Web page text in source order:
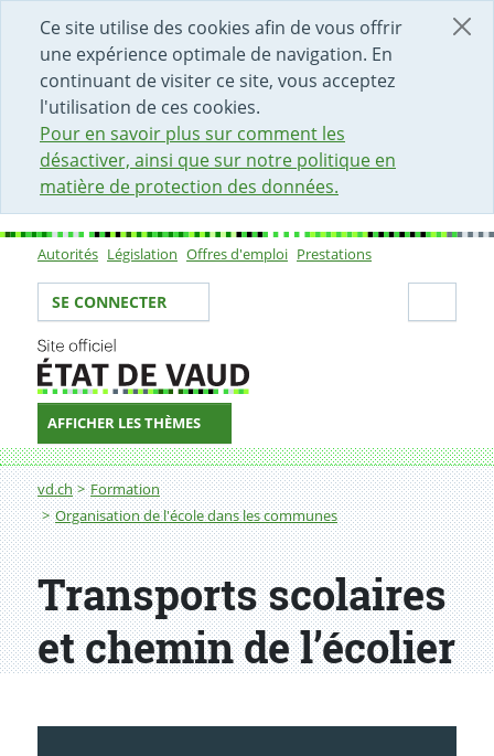
Ce site utilise des cookies afin de vous offrir
une expérience optimale de navigation. En
continuant de visiter ce site, vous acceptez
l'utilisation de ces cookies.
Pour en savoir plus sur comment les
désactiver, ainsi que sur notre politique en
matière de protection des données.
DÉBUT DU CONTENU DE LA PAGE
ACCÈS AU CHAMP DE RECHERCHE
PAGE D'ACCUEIL
FORMULAIRE DE CONTACT
Sous-navigation
Autorités Législation Offres d'emploi Prestations
Votre identité
SE CONNECTER
AFFICHER LES THÈMES
Fil d'Ariane
vd.ch
Formation
Organisation de l'école dans les communes
Transports scolaires et chemin de l’écolier
Transports scolaires
et chemin de l’écolier